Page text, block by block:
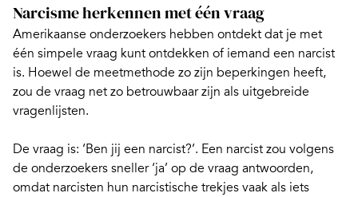
Narcisme herkennen met één vraag
Amerikaanse onderzoekers hebben ontdekt dat je met
één simpele vraag kunt ontdekken of iemand een narcist
is. Hoewel de meetmethode zo zijn beperkingen heeft,
zou de vraag net zo betrouwbaar zijn als uitgebreide
vragenlijsten.
De vraag is: ‘Ben jij een narcist?’. Een narcist zou volgens
de onderzoekers sneller ‘ja’ op de vraag antwoorden,
omdat narcisten hun narcistische trekjes vaak als iets